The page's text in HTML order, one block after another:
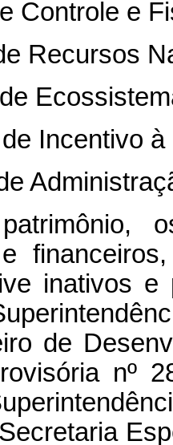
Controle e
Recursos
Incentivo
inativos
de
nº